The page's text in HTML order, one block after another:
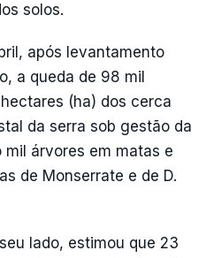
solos.
após levantamento
a queda de 98 mil
(ha) dos cerca
da serra sob gestão da
árvores em matas e
de Monserrate e de D.
lado, estimou que 23